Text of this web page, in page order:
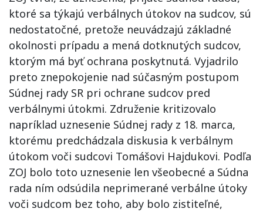
ktoré sa týkajú verbálnych útokov na sudcov, sú
nedostatočné, pretože neuvádzajú základné
okolnosti prípadu a mená dotknutých sudcov,
ktorým má byť ochrana poskytnutá. Vyjadrilo
preto znepokojenie nad súčasným postupom
Súdnej rady SR pri ochrane sudcov pred
verbálnymi útokmi. Združenie kritizovalo
napríklad uznesenie Súdnej rady z 18. marca,
ktorému predchádzala diskusia k verbálnym
útokom voči sudcovi Tomášovi Hajdukovi. Podľa
ZOJ bolo toto uznesenie len všeobecné a Súdna
rada ním odsúdila neprimerané verbálne útoky
voči sudcom bez toho, aby bolo zistiteľné,